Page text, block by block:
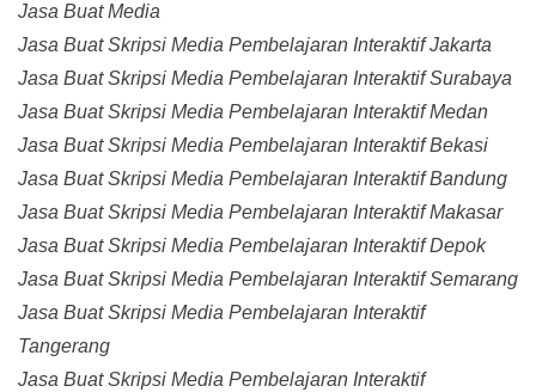
Jasa Buat Media
Jasa Buat Skripsi Media Pembelajaran Interaktif Jakarta
Jasa Buat Skripsi Media Pembelajaran Interaktif Surabaya
Jasa Buat Skripsi Media Pembelajaran Interaktif Medan
Jasa Buat Skripsi Media Pembelajaran Interaktif Bekasi
Jasa Buat Skripsi Media Pembelajaran Interaktif Bandung
Jasa Buat Skripsi Media Pembelajaran Interaktif Makasar
Jasa Buat Skripsi Media Pembelajaran Interaktif Depok
Jasa Buat Skripsi Media Pembelajaran Interaktif Semarang
Jasa Buat Skripsi Media Pembelajaran Interaktif
Tangerang
Jasa Buat Skripsi Media Pembelajaran Interaktif